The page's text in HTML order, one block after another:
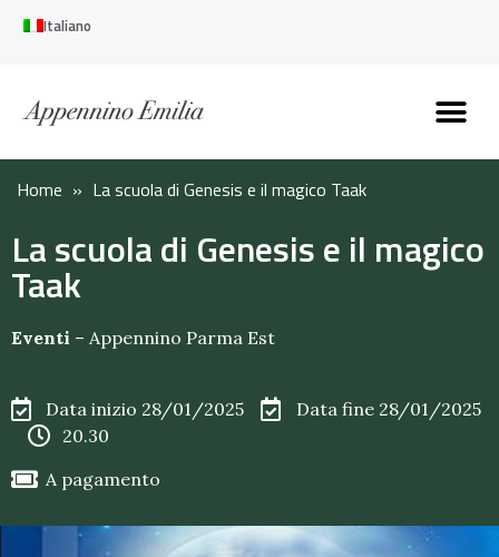
Italiano
Home » La scuola di Genesis e il magico Taak
La scuola di Genesis e il magico
Taak
Eventi – Appennino Parma Est
Data inizio 28/01/2025
Data fine 28/01/2025
20.30
A pagamento